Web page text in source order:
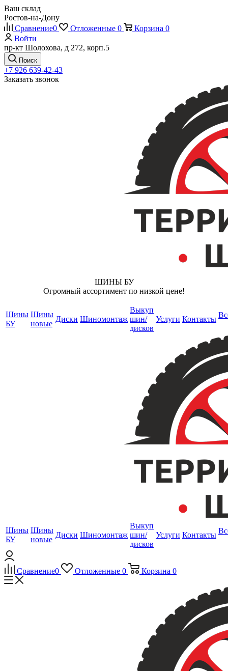
Ваш склад
Ростов-на-Дону
Сравнение0 Отложенные 0 Корзина 0
Войти
пр-кт Шолохова, д 272, корп.5
Поиск
+7 926 639-42-43
Заказать звонок
ШИНЫ БУ
Огромный ассортимент по низкой цене!
Шины
БУ
Шины
новые
Диски Шиномонтаж
Выкуп
шин/
дисков
Услуги Контакты
Шины
БУ
Шины
новые
Диски Шиномонтаж
Выкуп
шин/
дисков
Услуги Контакты
Сравнение0 Отложенные 0 Корзина 0